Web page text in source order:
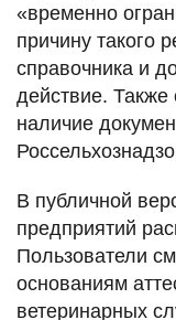
«временно
причину такого
справочника и
действие. Также
наличие
В публичной
предприятий
Пользователи
основаниям
ветеринарных